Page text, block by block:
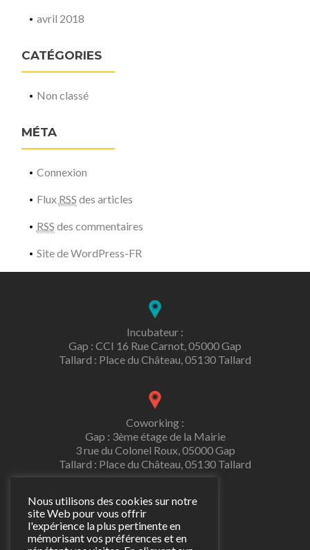
avril 2018
CATÉGORIES
Non classé
MÉTA
Connexion
Flux RSS des articles
RSS des commentaires
Site de WordPress-FR
Incubateur :
Gap : CCI 16 Rue Carnot, 05000 Gap
Tallard : Place du Château, 05130 Tallard
Coworking :
Gap : 3ème étage de la Mairie
3 rue du Colonel Roux, 05000 Gap
Tallard : Place du Château, 05130 Tallard
contact@gaaap.fr
06 69 23 60 12
Nous utilisons des cookies sur notre
site Web pour vous offrir
l'expérience la plus pertinente en
mémorisant vos préférences et en